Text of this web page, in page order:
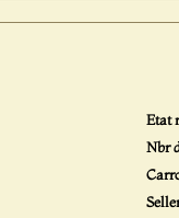
Etat
Nbr